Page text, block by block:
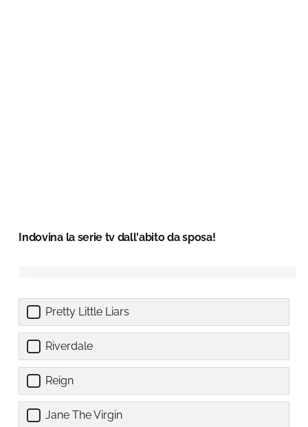
Indovina la serie tv dall'abito da sposa!
Pretty Little Liars
Riverdale
Reign
Jane The Virgin